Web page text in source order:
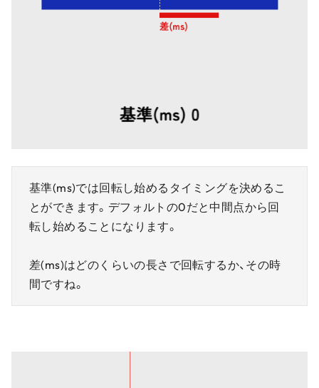
基準(ms)では回転し始めるタイミングを決めるこ
とができます。デフォルトの0だと中間点から回
転し始めることになります。
差(ms)はどのくらいの長さで回転するか、その時
間ですね。